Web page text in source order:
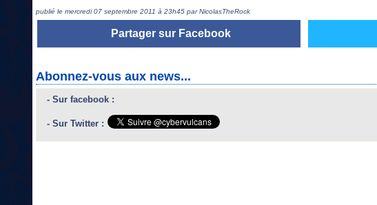
publié le mercredi 07 septembre 2011 à 23h45 par NicolasTheRock
Partager sur Facebook
Abonnez-vous aux news...
- Sur facebook :
- Sur Twitter :